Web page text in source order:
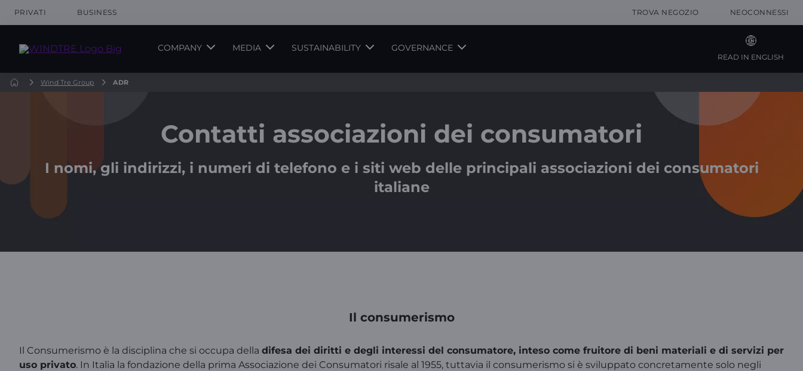
PRIVATI BUSINESS TROVA NEGOZIO NEOCONNESSI
COMPANY MEDIA SUSTAINABILITY GOVERNANCE
READ IN ENGLISH
Wind Tre Group ADR
Contatti associazioni dei consumatori
I nomi, gli indirizzi, i numeri di telefono e i siti web delle principali associazioni dei consumatori
italiane
Il consumerismo
Il Consumerismo è la disciplina che si occupa della difesa dei diritti e degli interessi del consumatore, inteso come fruitore di beni materiali e di servizi per
uso privato. In Italia la fondazione della prima Associazione dei Consumatori risale al 1955, tuttavia il consumerismo si è sviluppato concretamente solo negli